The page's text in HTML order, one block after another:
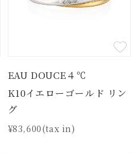
EAU DOUCE４℃
K10イエローゴールド リン
グ
¥83,600(tax in)